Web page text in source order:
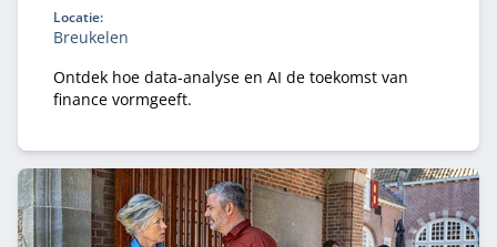
Locatie:
Breukelen
Ontdek hoe data-analyse en AI de toekomst van
finance vormgeeft.